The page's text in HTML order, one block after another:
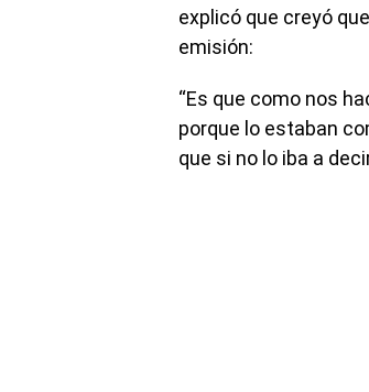
explicó que creyó
emisión:
“Es que como nos
porque lo estaban
que si no lo iba a